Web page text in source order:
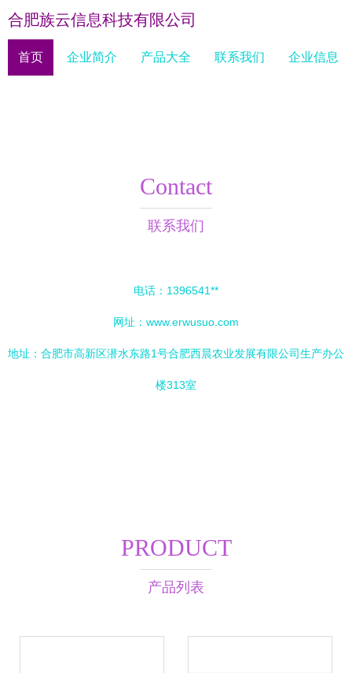
合肥族云信息科技有限公司
首页 企业简介 产品大全 联系我们 企业信息
Contact
联系我们
电话：1396541**
网址： www.erwusuo.com
地址：合肥市高新区潜水东路1号合肥西晨农业发展有限公司生产办公
楼313室
PRODUCT
产品列表